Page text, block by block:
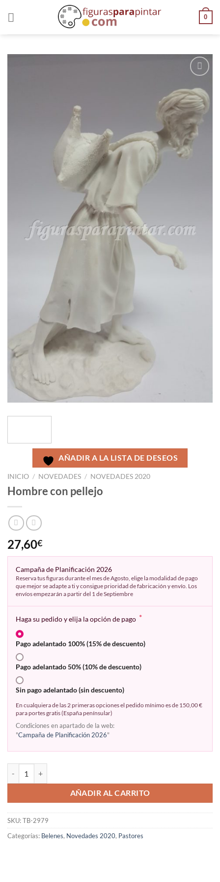
0
AÑADIR
A LA
LISTA
DE
DESEOS
AÑADIR A LA LISTA DE DESEOS
INICIO / NOVEDADES / NOVEDADES 2020
Hombre con pellejo
27,60€
Campaña de Planificación 2026
Reserva tus figuras durante el mes de Agosto, elige la modalidad de pago
que mejor se adapte a ti y consigue prioridad de fabricación y envío. Los
envíos empezarán a partir del 1 de Septiembre
Haga su pedido y elija la opción de pago *
Pago adelantado 100% (15% de descuento)
Pago adelantado 50% (10% de descuento)
Sin pago adelantado (sin descuento)
En cualquiera de las 2 primeras opciones el pedido mínimo es de 150,00 €
para portes gratis (España penínsular)
Condiciones en apartado de la web:
"Campaña de Planificación 2026"
AÑADIR AL CARRITO
SKU:TB-2979
Categorías: Belenes, Novedades 2020, Pastores